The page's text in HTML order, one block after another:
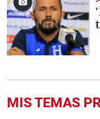
MIS TEMAS